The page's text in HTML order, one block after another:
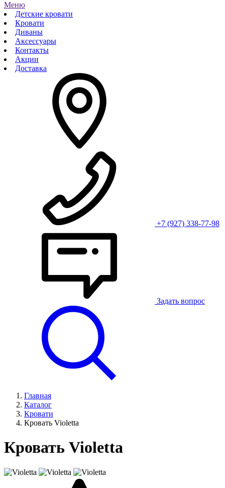
Меню
Детские кровати
Кровати
Диваны
Аксессуары
Контакты
Акции
Доставка
+7 (927) 338-77-98
Задать вопрос
Главная
Каталог
Кровати
Кровать Violetta
Кровать Violetta